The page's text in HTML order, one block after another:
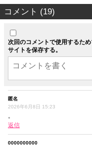
コメント (19)
次回のコメントで使用するた
サイトを保存する。
匿名
2026年6月8日 15:23
。
返信
0000000000